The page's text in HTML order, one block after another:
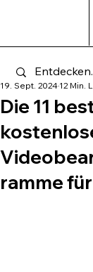
Die 11
ramme
19. Sept. 2024 12 Min.